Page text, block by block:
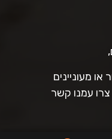
מעוניינים
עמנו קשר